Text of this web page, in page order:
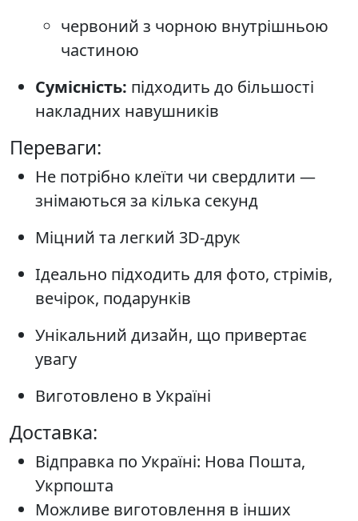
червоний з чорною внутрішньою
частиною
Сумісність: підходить до більшості
накладних навушників
Переваги:
Не потрібно клеїти чи свердлити —
знімаються за кілька секунд
Міцний та легкий 3D-друк
Ідеально підходить для фото, стрімів,
вечірок, подарунків
Унікальний дизайн, що привертає
увагу
Виготовлено в Україні
Доставка:
Відправка по Україні: Нова Пошта,
Укрпошта
Можливе виготовлення в інших